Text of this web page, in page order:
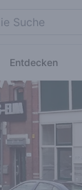
Entdecken